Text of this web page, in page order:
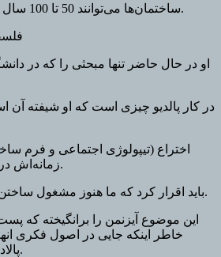
ساختمان‌ها می‌توانند 50 تا 100 سال تعلق به حال داشته باشند.
او در حال حاضر تنها مبحثی را كه در
در كار پالديو چيزی است كه او شيفته آن
اختراع (تيپولوژی اجتماعی و فرم
زمانه‌اش در يك رديف قرار نمی‌گيرند.
بايد اقرار كرد كه ما هنوز مشغول ساختن ويلاهای پالاديویی هستيم.
اين موضوع آيزنمن را برانگیخته که پست
خاطر اینکه جایی در اصول فکری
پالاديو را در حاشيه گذاشته‌اند.